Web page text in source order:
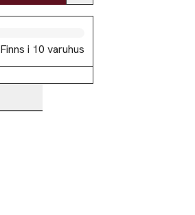
Slut i lager
Finns i 10 varuhus